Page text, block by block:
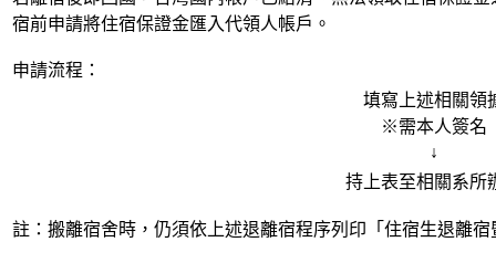
宿前申請將住宿保證金匯入代領人帳戶。
申請流程：
填寫上述相關領
※需本人簽名
↓
持上表至相關系所
註：搬離宿舍時，仍須依上述退離宿程序列印「住宿生退離